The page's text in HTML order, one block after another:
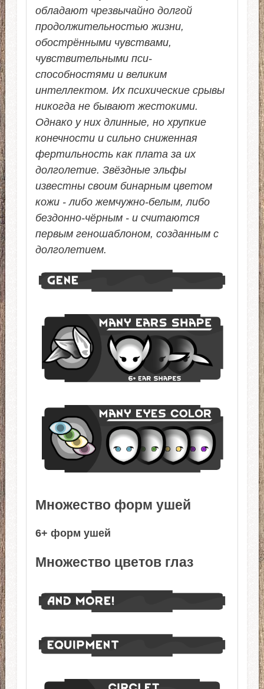
обладают чрезвычайно долгой
продолжительностью жизни,
обострёнными чувствами,
чувствительными пси-
способностями и великим
интеллектом. Их психические срывы
никогда не бывают жестокими.
Однако у них длинные, но хрупкие
конечности и сильно сниженная
фертильность как плата за их
долголетие. Звёздные эльфы
известны своим бинарным цветом
кожи - либо жемчужно-белым, либо
бездонно-чёрным - и считаются
первым геношаблоном, созданным с
долголетием.
Множество форм ушей
6+ форм ушей
Множество цветов глаз